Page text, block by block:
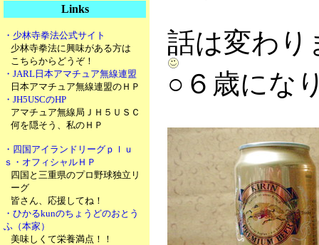
Links
・少林寺拳法公式サイト
少林寺拳法に興味がある方は
こちらからどうぞ！
・JARL日本アマチュア無線連盟
日本アマチュア無線連盟のＨＰ
・JH5USCのHP
アマチュア無線局ＪＨ５ＵＳＣ
何を隠そう、私のＨＰ
・四国アイランドリーグｐｌｕ
ｓ・オフィシャルＨＰ
四国と三重県のプロ野球独立リ
ーグ
皆さん、応援してね！
・ひかるkunのちょうどのおとう
ふ（本家）
美味しくて栄養満点！！
話は変わり
○６歳にな